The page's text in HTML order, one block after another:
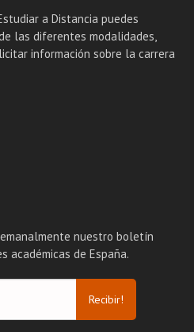
a Distancia puedes
las diferentes modalidades,
información sobre la carrera
nuestro boletín
académicas de España.
Recibir!